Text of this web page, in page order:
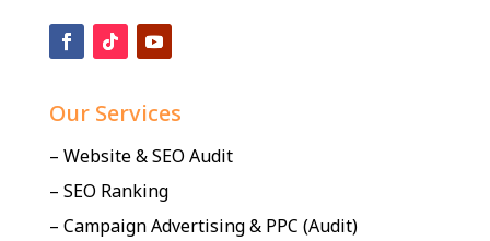
Our Services
– Website & SEO Audit
– SEO Ranking
– Campaign Advertising & PPC (Audit)